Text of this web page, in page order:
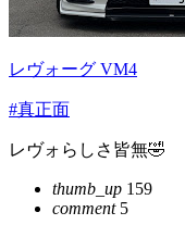
レヴォーグ VM4
#真正面
レヴォらしさ皆無🤣
thumb_up 159
comment5